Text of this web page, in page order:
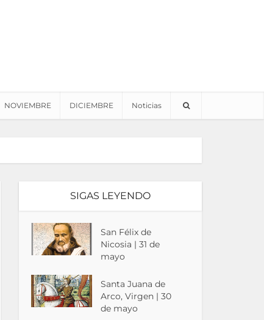
NOVIEMBRE DICIEMBRE Noticias
SIGAS LEYENDO
San Félix de
Nicosia | 31 de
mayo
Santa Juana de
Arco, Virgen | 30
de mayo